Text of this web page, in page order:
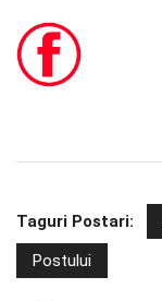
Taguri Postari:
Postului